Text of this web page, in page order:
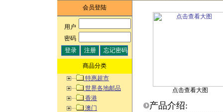
会员登陆
用户:
密码:
商品分类
特惠超市
世界各地邮品
香港
澳门
点击查看大图
产品介绍: